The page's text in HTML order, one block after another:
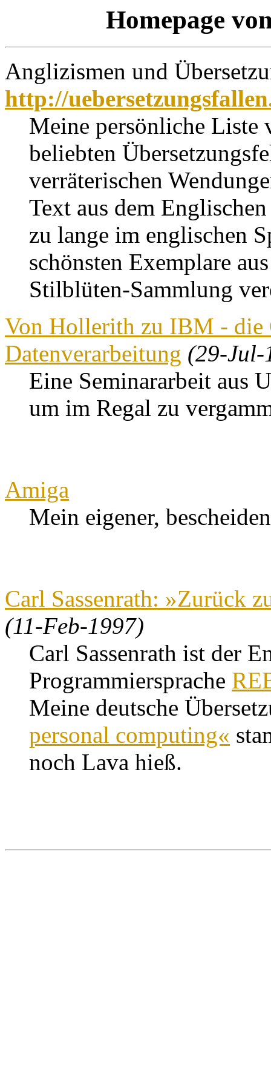
Homepage
Anglizismen und
http://
Meine persönliche Liste
beliebten
verräterischen
Text aus dem
zu lange im englischen
schönsten Exemplare
Stilblüten-Sammlung
Von Hollerith zu IBM - die
Datenverarbeitung (29-Jul-
Eine Seminararbeit aus
um im Regal zu
Amiga
Mein eigener,
Carl Sassenrath: »Zurück
(11-Feb-1997)
Carl Sassenrath ist der
Programmiersprache
Meine deutsche
personal computing«
noch Lava hieß.